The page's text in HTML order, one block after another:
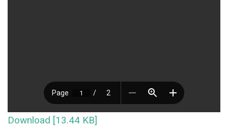
Download [13.44 KB]